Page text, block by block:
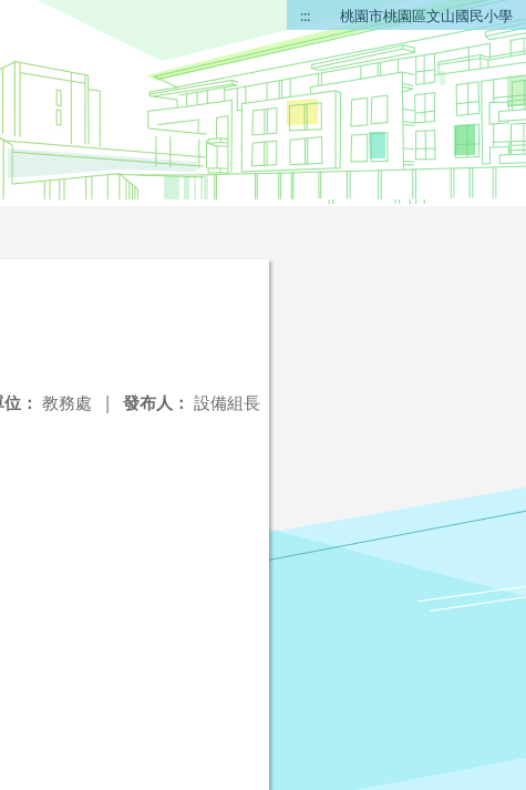
::: 桃園市桃園區文山國民小學
發布人： 設備組長
： 教務處 |